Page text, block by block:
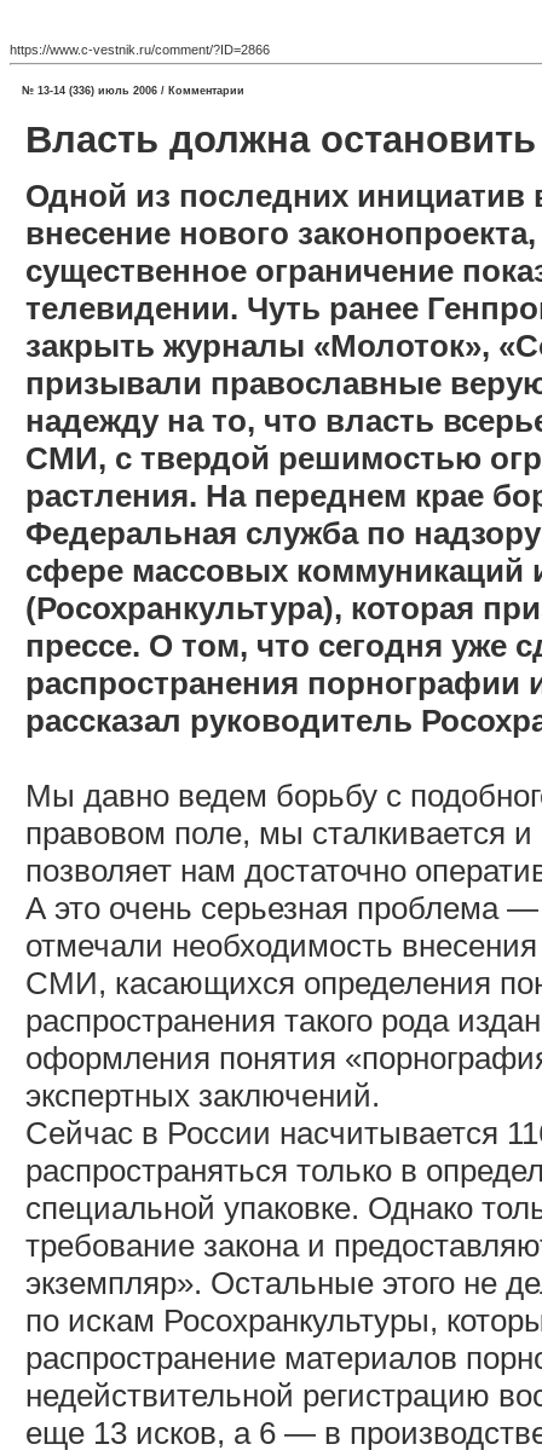
https://www.c-vestnik.ru/comment/?ID=2866
№ 13-14 (336) июль 2006 / Комментарии
Власть должна
Одной из последних инициатив
внесение нового
существенное ограничение
телевидении. Чуть ранее
закрыть журналы «Молоток»,
призывали православные
надежду на то, что власть
СМИ, с твердой решимостью
растления. На переднем крае
Федеральная служба по
сфере массовых коммуникаций
(Росохранкультура), которая
прессе. О том, что сегодня уже
распространения порнографии
рассказал руководитель
Мы давно ведем борьбу с
правовом поле, мы сталкивается
позволяет нам достаточно
А это очень серьезная проблема
отмечали необходимость
СМИ, касающихся определения
распространения такого рода
оформления понятия
экспертных заключений.
Сейчас в России насчитывается
распространяться только в
специальной упаковке. Однако
требование закона и
экземпляр». Остальные этого не
по искам Росохранкультуры,
распространение материалов
недействительной регистрацию
еще 13 исков, а 6 — в